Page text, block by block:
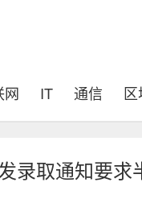
网 IT 通信
录取通知要求